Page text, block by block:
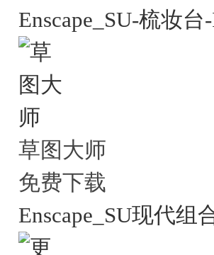
Enscape_SU-梳妆台
草图大师
免费下载
Enscape_SU现代组